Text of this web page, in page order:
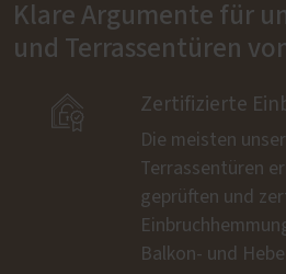
Klare Argumente für
und Terrassentüren
 Zertifizierte
Die meisten
Terrassentüren
geprüften und
Balkon- und